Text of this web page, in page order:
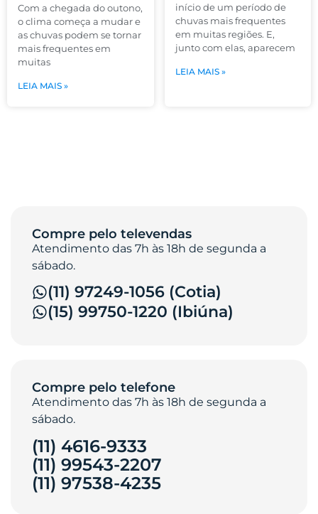
Com a chegada do outono,
o clima começa a mudar e
as chuvas podem se tornar
mais frequentes em
muitas
LEIA MAIS »
início de um período de
chuvas mais frequentes
em muitas regiões. E,
junto com elas, aparecem
LEIA MAIS »
Compre pelo televendas
Atendimento das 7h às 18h de segunda a
sábado.
(11) 97249-1056 (Cotia)
(15) 99750-1220 (Ibiúna)
Compre pelo telefone
Atendimento das 7h às 18h de segunda a
sábado.
(11) 4616-9333
(11) 99543-2207
(11) 97538-4235‎